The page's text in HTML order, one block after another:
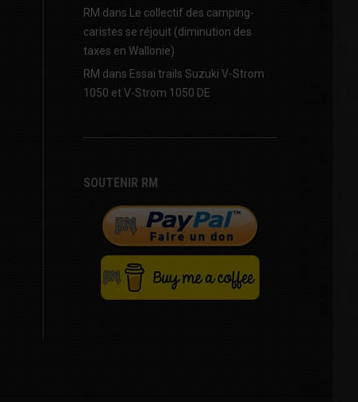
RM dans Le collectif des camping-
caristes se réjouit (diminution des
taxes en Wallonie)
RM dans Essai trails Suzuki V-Strom
1050 et V-Strom 1050 DE
SOUTENIR RM